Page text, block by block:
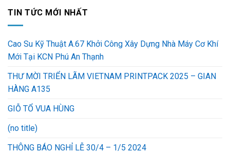
TIN TỨC MỚI NHẤT
Cao Su Kỹ Thuật A.67 Khởi Công Xây Dựng Nhà Máy Cơ Khí
Mới Tại KCN Phú An Thạnh
THƯ MỜI TRIỂN LÃM VIETNAM PRINTPACK 2025 – GIAN
HÀNG A135
GIỖ TỔ VUA HÙNG
(no title)
THÔNG BÁO NGHỈ LỄ 30/4 – 1/5 2024